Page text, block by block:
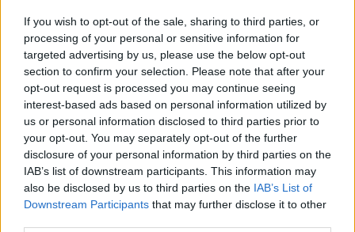
If you wish to opt-out of the sale, sharing to third parties, or
processing of your personal or sensitive information for
targeted advertising by us, please use the below opt-out
section to confirm your selection. Please note that after your
opt-out request is processed you may continue seeing
interest-based ads based on personal information utilized by
us or personal information disclosed to third parties prior to
your opt-out. You may separately opt-out of the further
disclosure of your personal information by third parties on the
IAB’s list of downstream participants. This information may
also be disclosed by us to third parties on the IAB’s List of
Downstream Participants that may further disclose it to other
Τραγωδία στη Χαλκιδική: Νεκρός 69χρονος
λουόμενος στη Σίβηρη